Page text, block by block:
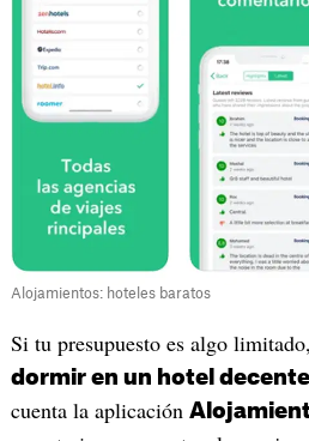
Alojamientos: hoteles baratos
Si tu presupuesto es algo
dormir en un hotel decente
cuenta la aplicación